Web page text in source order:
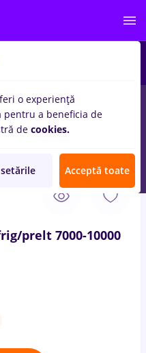
București Cluj-
prelt 7000-10000
o experiență
pentru a beneficia de
de cookies.
Acceptă toate